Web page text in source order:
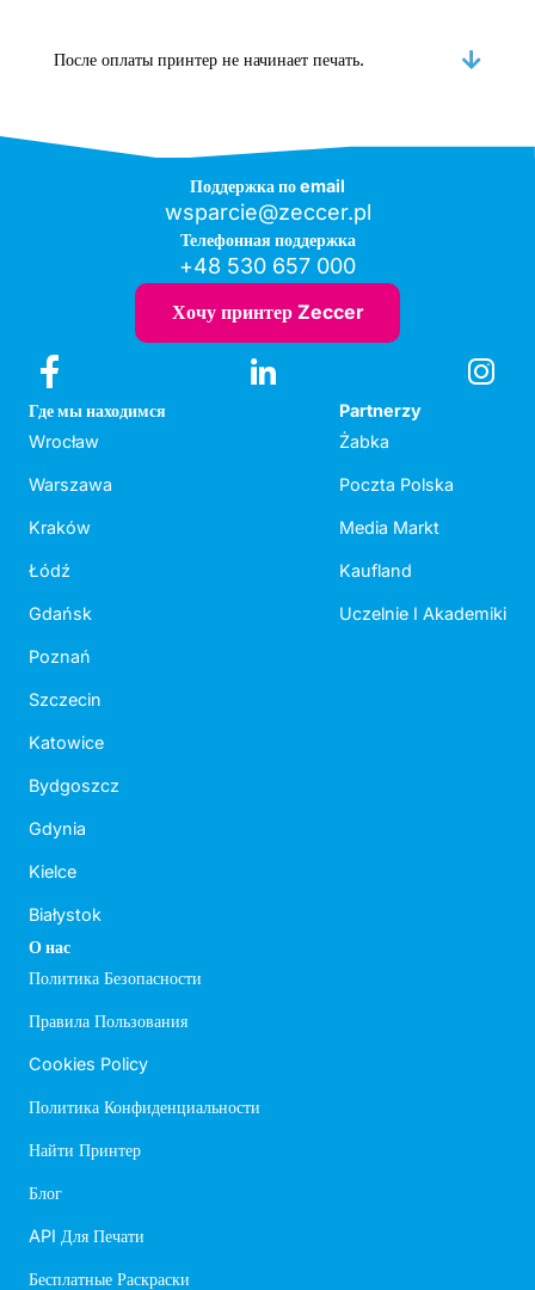
После оплаты принтер не начинает печать.
Поддержка по email
wsparcie@zeccer.pl
Телефонная поддержка
+48 530 657 000
Хочу принтер Zeccer
Где мы находимся
Wrocław
Warszawa
Kraków
Łódź
Gdańsk
Poznań
Szczecin
Katowice
Bydgoszcz
Gdynia
Kielce
Białystok
Partnerzy
Żabka
Poczta Polska
Media Markt
Kaufland
Uczelnie I Akademiki
О нас
Политика Безопасности
Правила Пользования
Cookies Policy
Политика Конфиденциальности
Найти Принтер
Блог
API Для Печати
Бесплатные Раскраски